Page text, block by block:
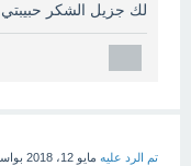
لك جزيل الشكر
تم الرد عليه مايو 12، 2018